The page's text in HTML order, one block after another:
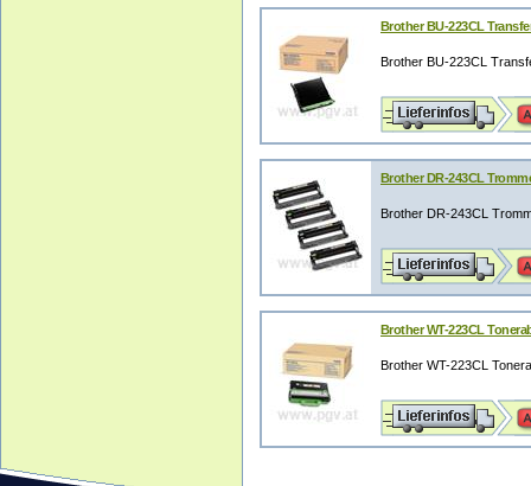
Brother BU-223CL
Brother BU-223CL
Brother DR-243CL
Brother DR-243CL
Brother WT-223CL
Brother WT-223CL